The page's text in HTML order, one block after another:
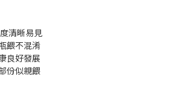
清晰易見
餵不混淆
良好發展
份似親餵